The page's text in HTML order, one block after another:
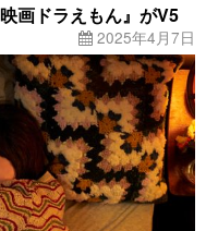
画ドラえもん』がV5
2025年4月7日